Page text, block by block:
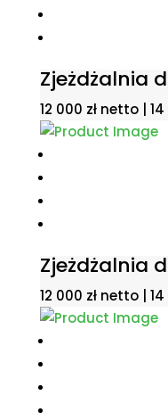
Zjeżdżalnia
12 000 zł netto |
Zjeżdżalnia
12 000 zł netto |